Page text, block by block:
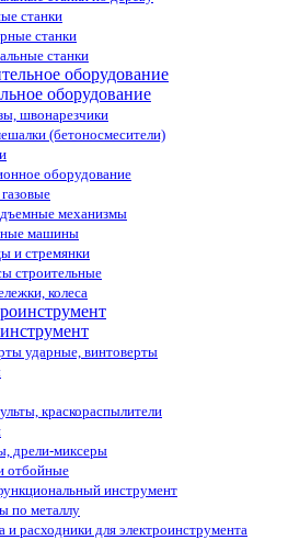
станки
станки
станки
оборудование
швонарезчики
(бетоносмесители)
оборудование
механизмы
машины
и стремянки
строительные
колеса
ударные, винтоверты
краскораспылители
дрели-миксеры
отбойные
инструмент
по металлу
и расходники для электроинструмента